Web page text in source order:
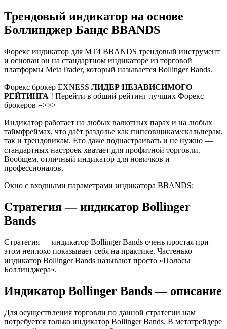
Трендовый индикатор на основе
Боллинджер Бандс BBANDS
Форекс индикатор для МТ4 BBANDS трендовый инструмент
и основан он на стандартном индикаторе из торговой
платформы MetaTrader, который называется Bollinger Bands.
Форекс брокер EXNESS ЛИДЕР НЕЗАВИСИМОГО
РЕЙТИНГА ! Перейти в общий рейтинг лучших Форекс
брокеров =>>>
Индикатор работает на любых валютных парах и на любых
таймфреймах, что даёт раздолье как пипсовщикам/скальперам,
так и трендовикам. Его даже поднастраивать и не нужно —
стандартных настроек хватает для профитной торговли.
Вообщем, отличный индикатор для новичков и
профессионалов.
Окно с входными параметрами индикатора BBANDS:
Стратегия — индикатор Bollinger
Bands
Стратегия — индикатор Bollinger Bands очень простая при
этом неплохо показывает себя на практике. Частенько
индикатор Bollinger Bands называют просто «Полосы
Боллинджера».
Индикатор Bollinger Bands — описание
Для осуществления торговли по данной стратегии нам
потребуется только индикатор Bollinger Bands. В метатрейдере